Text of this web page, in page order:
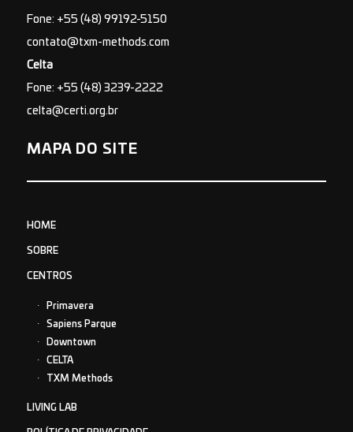
Fone: +55 (48) 99192-5150
contato@txm-methods.com
Celta
Fone: +55 (48) 3239-2222
celta@certi.org.br
MAPA DO SITE
HOME
SOBRE
CENTROS
Primavera
Sapiens Parque
Downtown
CELTA
TXM Methods
LIVING LAB